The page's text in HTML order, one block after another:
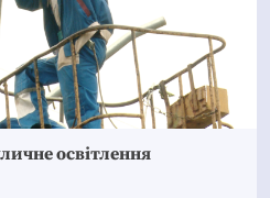
освітлення